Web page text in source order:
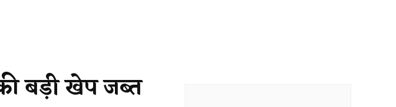
की बड़ी खेप जब्त